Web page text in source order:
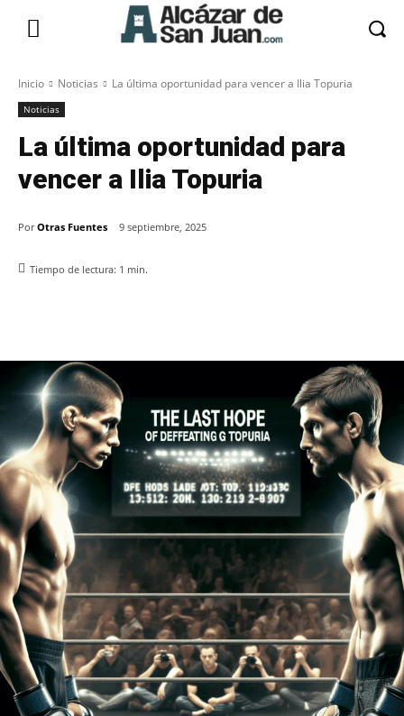
Inicio Noticias La última oportunidad para vencer a Ilia Topuria
Noticias
La última oportunidad para
vencer a Ilia Topuria
Por Otras Fuentes 9 septiembre, 2025
Tiempo de lectura: 1 min.